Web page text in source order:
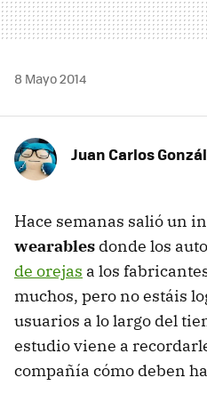
8 Mayo 2014
Juan Carlos
Hace semanas salió un
wearables donde los
de orejas a los
muchos, pero no estáis
usuarios a lo largo del
estudio viene a
compañía cómo deben